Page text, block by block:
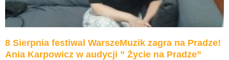
8 Sierpnia festiwal WarszeMuzik zagra na Pradze!
Ania Karpowicz w audycji ” Życie na Pradze”